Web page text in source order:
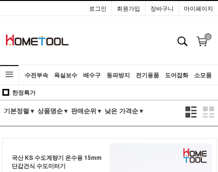
로그인 회원가입 장바구니 마이페이지
0
수전부속 욕실보수 배수구 동파방지 전기용품 도어잡화 소모품
공구한정특가
기본정렬▼ 상품명순▼ 판매순위▼ 낮은 가격순▼
국산 KS 수도계량기 온수용 15mm
단갑건식 수도미터기